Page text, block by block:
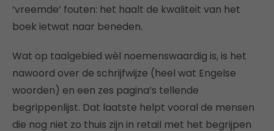
‘vreemde’ fouten: het haalt de kwaliteit van het
boek ietwat naar beneden.
Wat op taalgebied wèl noemenswaardig is, is het
nawoord over de schrijfwijze (heel wat Engelse
woorden) en een zes pagina’s tellende
begrippenlijst. Dat laatste helpt vooral de mensen
die nog niet zo thuis zijn in retail met het begrijpen